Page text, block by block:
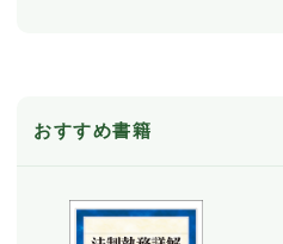
おすすめ書籍